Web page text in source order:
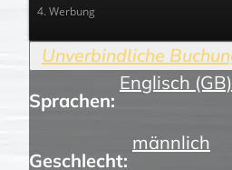
4. Werbung
Sprachen:
Englisch (GB)
Geschlecht:
männlich